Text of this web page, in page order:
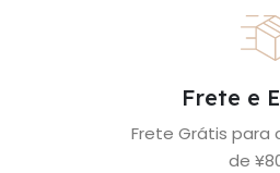
Frete e
Frete Grátis para
de